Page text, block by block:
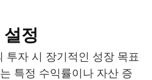
정
투자 시 장기적인 성장 목표
특정 수익률이나 자산 증